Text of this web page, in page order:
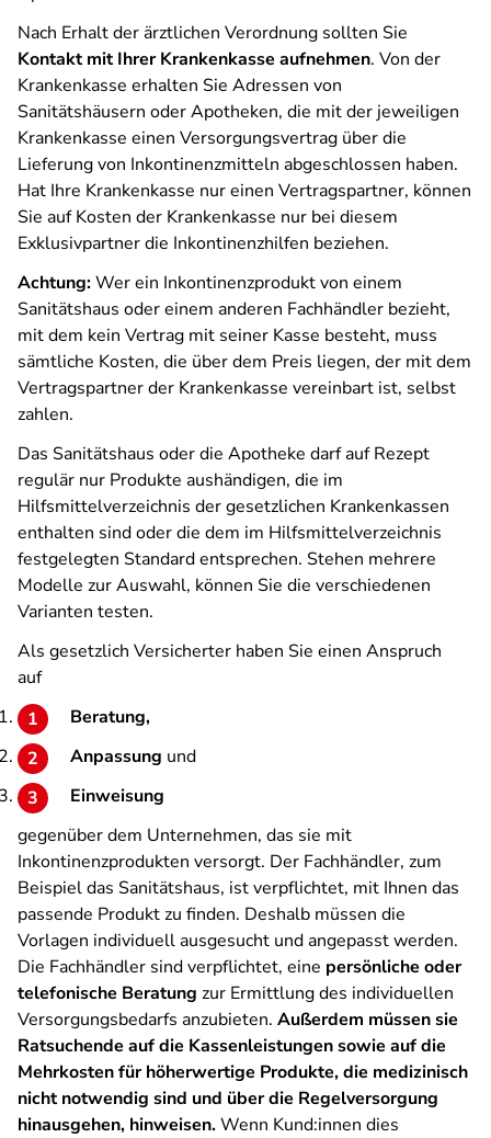
Nach Erhalt der ärztlichen Verordnung sollten Sie
Kontakt mit Ihrer Krankenkasse aufnehmen. Von der
Krankenkasse erhalten Sie Adressen von
Sanitätshäusern oder Apotheken, die mit der jeweiligen
Krankenkasse einen Versorgungsvertrag über die
Lieferung von Inkontinenzmitteln abgeschlossen haben.
Hat Ihre Krankenkasse nur einen Vertragspartner, können
Sie auf Kosten der Krankenkasse nur bei diesem
Exklusivpartner die Inkontinenzhilfen beziehen.
Achtung:Wer ein Inkontinenzprodukt von einem
Sanitätshaus oder einem anderen Fachhändler bezieht,
mit dem kein Vertrag mit seiner Kasse besteht, muss
sämtliche Kosten, die über dem Preis liegen, der mit dem
Vertragspartner der Krankenkasse vereinbart ist, selbst
zahlen.
Das Sanitätshaus oder die Apotheke darf auf Rezept
regulär nur Produkte aushändigen, die im
Hilfsmittelverzeichnis der gesetzlichen Krankenkassen
enthalten sind oder die dem im Hilfsmittelverzeichnis
festgelegten Standard entsprechen. Stehen mehrere
Modelle zur Auswahl, können Sie die verschiedenen
Varianten testen.
Als gesetzlich Versicherter haben Sie einen Anspruch
auf
Beratung,
Anpassung und
Einweisung
gegenüber dem Unternehmen, das sie mit
Inkontinenzprodukten versorgt. Der Fachhändler, zum
Beispiel das Sanitätshaus, ist verpflichtet, mit Ihnen das
passende Produkt zu finden. Deshalb müssen die
Vorlagen individuell ausgesucht und angepasst werden.
Die Fachhändler sind verpflichtet, eine persönliche oder
telefonische Beratung zur Ermittlung des individuellen
Versorgungsbedarfs anzubieten. Außerdem müssen sie
Ratsuchende auf die Kassenleistungen sowie auf die
Mehrkosten für höherwertige Produkte, die medizinisch
nicht notwendig sind und über die Regelversorgung
hinausgehen, hinweisen.Wenn Kund:innen dies